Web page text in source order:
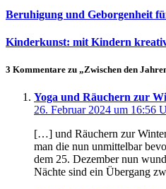
Beruhigung und Geborgenheit
Kinderkunst: mit Kindern
3 Kommentare zu „Zwischen den
Yoga und Räuchern zur
26. Februar 2024 um 16:56
[…] und Räuchern zur
man die nun unmittelbar
dem 25. Dezember nun
Nächte sind ein Übergang